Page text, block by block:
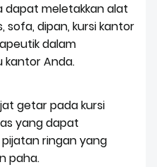
dapat meletakkan alat
sofa, dipan, kursi kantor
dalam
kantor Anda.
getar pada kursi
yang dapat
ringan yang
paha.